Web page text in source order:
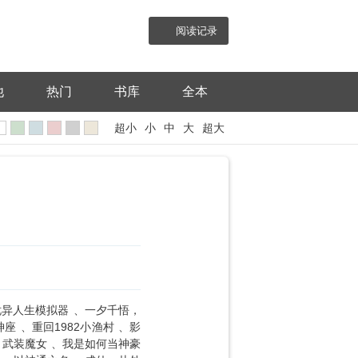
阅读记录
热门 书库 全本
超小 小 中 大 超大
人生模拟器
一夕千悟，
座
重回1982小渔村
影
武装魔女
我是如何当神豪